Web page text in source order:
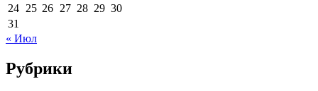
24 25 26 27 28 29 30
31
« Июл
Рубрики